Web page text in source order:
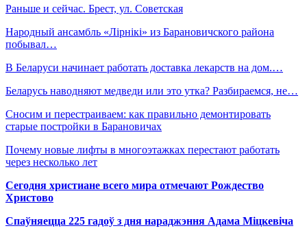
Раньше и сейчас. Брест, ул. Советская
Народный ансамбль «Лiрнiкi» из Барановичского района
побывал…
В Беларуси начинает работать доставка лекарств на дом.…
Беларусь наводняют медведи или это утка? Разбираемся, не…
Сносим и перестраиваем: как правильно демонтировать
старые постройки в Барановичах
Почему новые лифты в многоэтажках перестают работать
через несколько лет
Сегодня христиане всего мира отмечают Рождество
Христово
Спаўняецца 225 гадоў з дня нараджэння Адама Міцкевіча